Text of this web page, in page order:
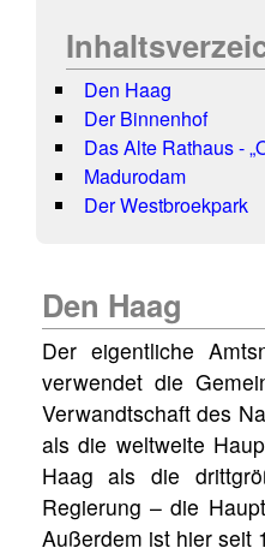
Den Haag
Der Binnenhof
Das Alte Rathaus -
Madurodam
Der Westbroekpark
Den Haag
Der eigentliche
verwendet die
Verwandtschaft des
als die weltweite
Haag als die
Regierung – die
Außerdem ist hier seit